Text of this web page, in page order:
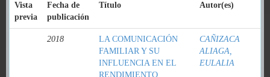
Vista
previa
Fecha de
publicación
Título Autor(es)
2018
LA COMUNICACIÓN
FAMILIAR Y SU
INFLUENCIA EN EL
RENDIMIENTO
CAÑIZACA
ALIAGA,
EULALIA